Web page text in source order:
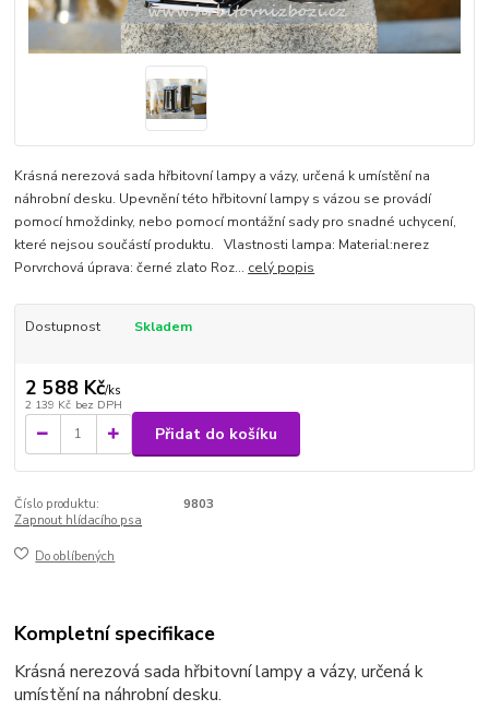
Krásná nerezová sada hřbitovní lampy a vázy, určená k umístění na
náhrobní desku. Upevnění této hřbitovní lampy s vázou se provádí
pomocí hmoždinky, nebo pomocí montážní sady pro snadné uchycení,
které nejsou součástí produktu. Vlastnosti lampa: Material:nerez
Porvrchová úprava: černé zlato Roz... celý popis
Dostupnost Skladem
2 588 Kč/ks
2 139 Kč bez DPH
Přidat do košíku
Číslo produktu:
9803
Zapnout hlídacího psa
Do oblíbených
Kompletní specifikace
Krásná nerezová sada hřbitovní lampy a vázy, určená k
umístění na náhrobní desku.